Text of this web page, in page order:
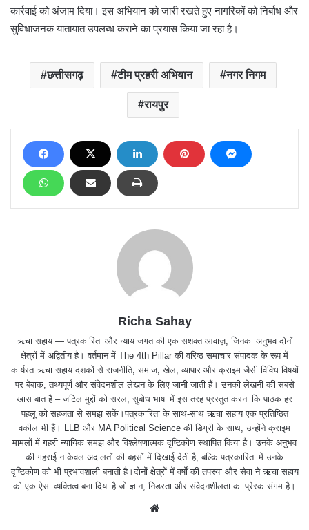
कार्रवाई को अंजाम दिया। इस अभियान को जारी रखते हुए नागरिकों को निर्बाध और
सुविधाजनक यातायात उपलब्ध कराने का प्रयास किया जा रहा है।
छत्तीसगढ़ टीम प्रहरी अभियान नगर निगम
रायपुर
Richa Sahay
ऋचा सहाय — पत्रकारिता और न्याय जगत की एक सशक्त आवाज़, जिनका अनुभव दोनों
क्षेत्रों में अद्वितीय है। वर्तमान में The 4th Pillar की वरिष्ठ समाचार संपादक के रूप में
कार्यरत ऋचा सहाय दशकों से राजनीति, समाज, खेल, व्यापार और क्राइम जैसी विविध विषयों
पर बेबाक, तथ्यपूर्ण और संवेदनशील लेखन के लिए जानी जाती हैं। उनकी लेखनी की सबसे
खास बात है – जटिल मुद्दों को सरल, सुबोध भाषा में इस तरह प्रस्तुत करना कि पाठक हर
पहलू को सहजता से समझ सकें।पत्रकारिता के साथ-साथ ऋचा सहाय एक प्रतिष्ठित
वकील भी हैं। LLB और MA Political Science की डिग्री के साथ, उन्होंने क्राइम
मामलों में गहरी न्यायिक समझ और विश्लेषणात्मक दृष्टिकोण स्थापित किया है। उनके अनुभव
की गहराई न केवल अदालतों की बहसों में दिखाई देती है, बल्कि पत्रकारिता में उनके
दृष्टिकोण को भी प्रभावशाली बनाती है।दोनों क्षेत्रों में वर्षों की तपस्या और सेवा ने ऋचा सहाय
को एक ऐसा व्यक्तित्व बना दिया है जो ज्ञान, निडरता और संवेदनशीलता का प्रेरक संगम है।